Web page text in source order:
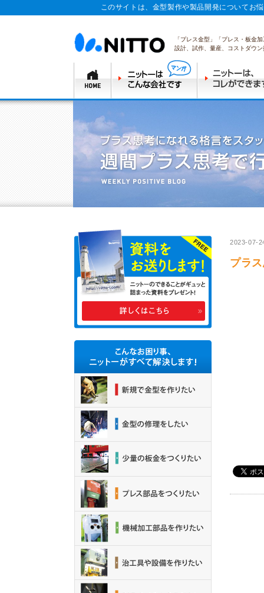
このサイトは、金型製作や製品開発についてお
「プレス金型」「プレス・板金
設計、試作、量産、コストダウ
2023-07-
プラ